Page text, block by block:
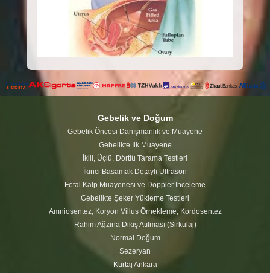
Gebelik ve Doğum
Gebelik Öncesi Danışmanlık ve Muayene
Gebelikte İlk Muayene
İkili, Üçlü, Dörtlü Tarama Testleri
İkinci Basamak Detaylı Ultrason
Fetal Kalp Muayenesi ve Doppler İnceleme
Gebelikte Şeker Yükleme Testleri
Amniosentez, Koryon Villus Örnekleme, Kordosentez
Rahim Ağzına Dikiş Atılması (Sirkulaj)
Normal Doğum
Sezeryan
Kürtaj Ankara